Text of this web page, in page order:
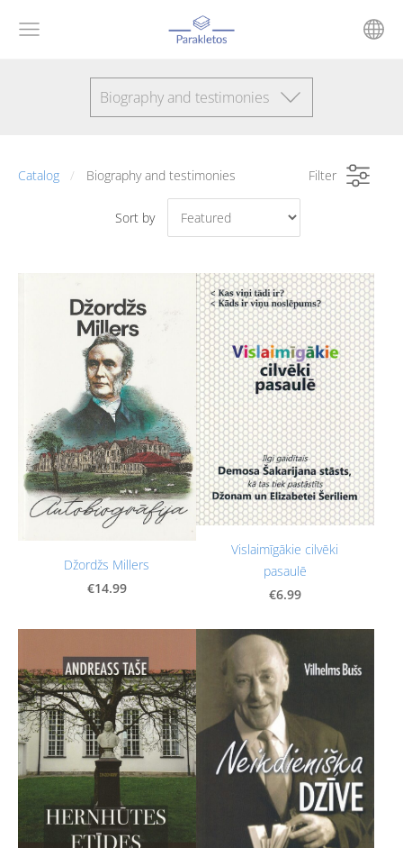
Biography and testimonies
Catalog Biography and testimonies Filter
Sort by
Džordžs Millers
€14.99
Vislaimīgākie cilvēki
pasaulē
€6.99